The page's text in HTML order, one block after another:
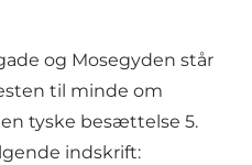
og Mosegyden står
til minde om
tyske besættelse 5.
indskrift: